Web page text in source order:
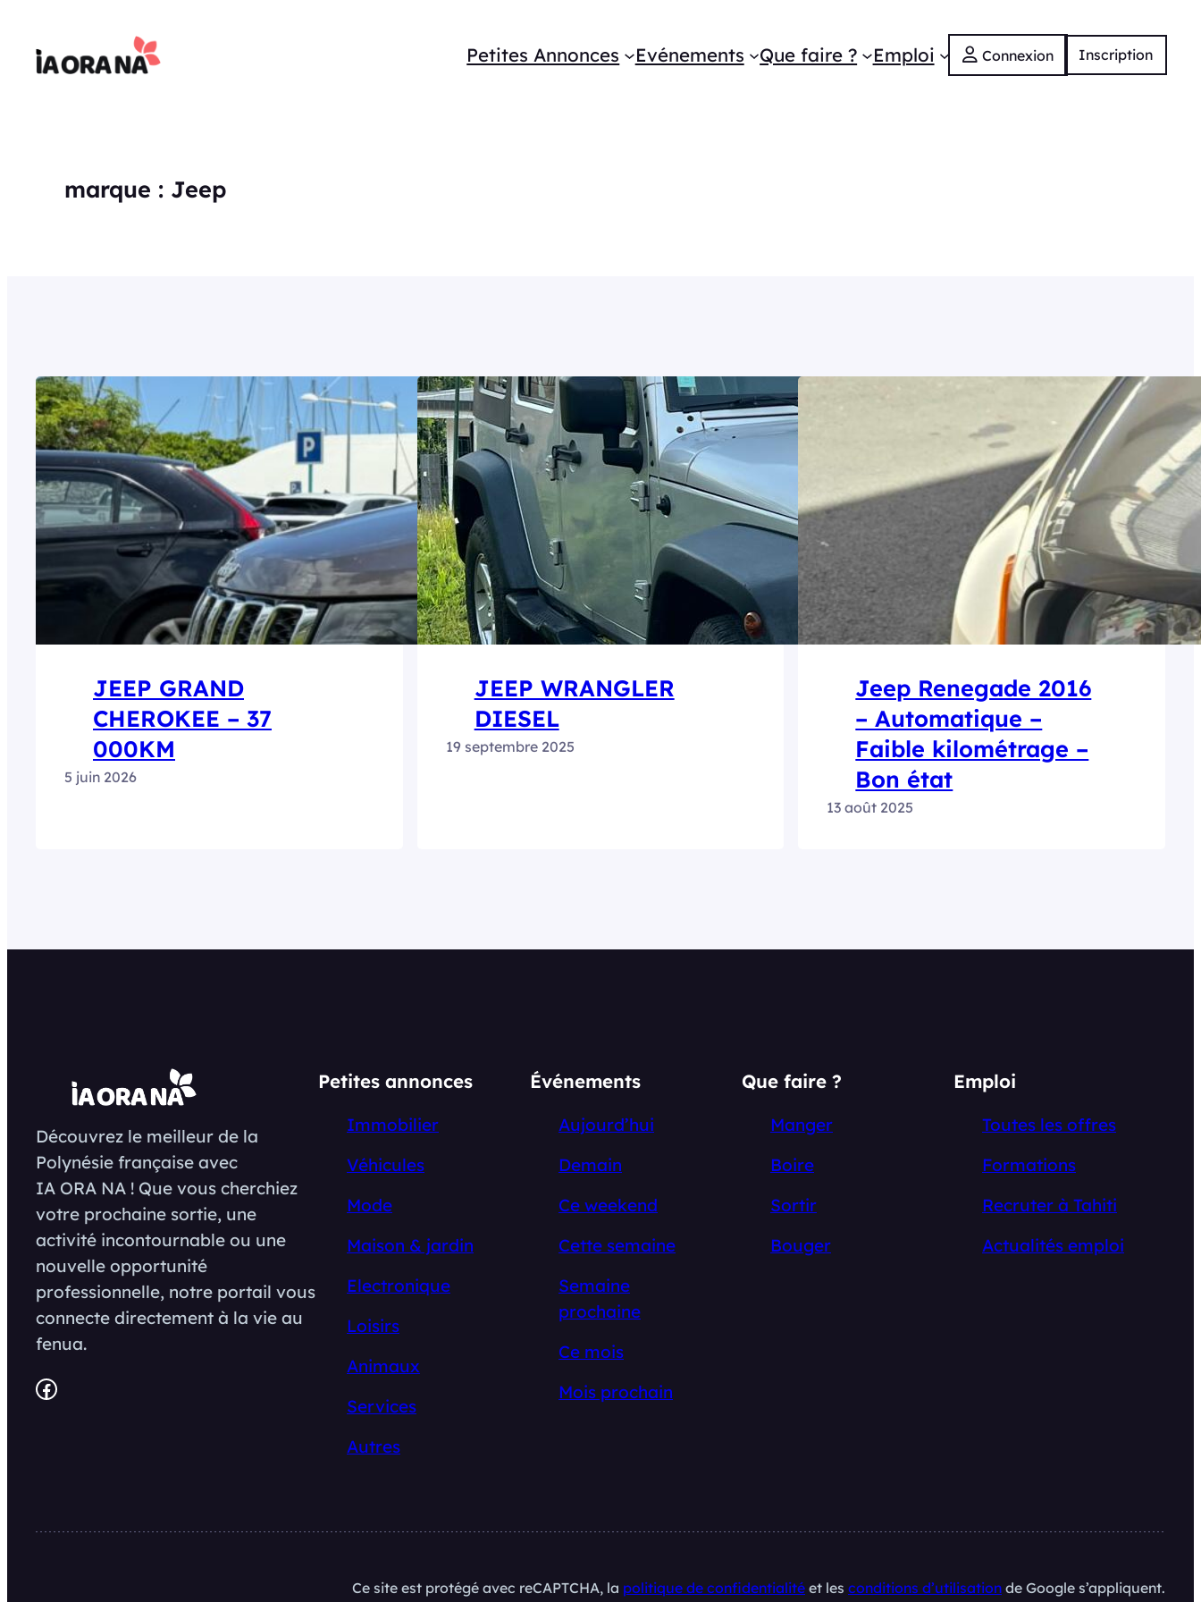
contenu
Petites Annonces Evénements Que faire ? Emploi Connexion Inscription
marque : Jeep
JEEP GRAND
CHEROKEE – 37
000KM
5 juin 2026
JEEP WRANGLER
DIESEL
19 septembre 2025
Jeep Renegade 2016
– Automatique –
Faible kilométrage –
Bon état
13 août 2025
Découvrez le meilleur de la
Polynésie française avec
IA ORA NA ! Que vous cherchiez
votre prochaine sortie, une
activité incontournable ou une
nouvelle opportunité
professionnelle, notre portail vous
connecte directement à la vie au
fenua.
Facebook
Petites annonces
Immobilier
Véhicules
Mode
Maison & jardin
Electronique
Loisirs
Animaux
Services
Autres
Événements
Aujourd’hui
Demain
Ce weekend
Cette semaine
Semaine
prochaine
Ce mois
Mois prochain
Que faire ?
Manger
Boire
Sortir
Bouger
Emploi
Toutes les offres
Formations
Recruter à Tahiti
Actualités emploi
Ce site est protégé avec reCAPTCHA, la politique de confidentialité et les conditions d’utilisation de Google s’appliquent.